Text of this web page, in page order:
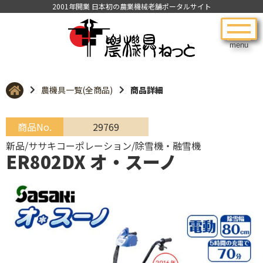
menu
2001年開業 日本初の農業機械老舗ポータルサイト
農機具一覧(全商品) 商品詳細
商品No.
29769
新品/ササキコーポレーション/除雪機・融雪機
ER802DX オ・スーノ